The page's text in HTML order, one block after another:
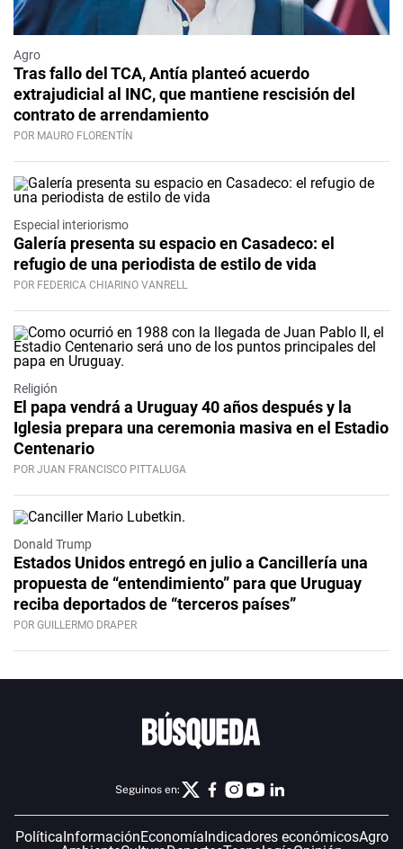
Agro
Tras fallo del TCA, Antía planteó acuerdo
extrajudicial al INC, que mantiene rescisión del
contrato de arrendamiento
POR MAURO FLORENTÍN
Especial interiorismo
Galería presenta su espacio en Casadeco: el
refugio de una periodista de estilo de vida
POR FEDERICA CHIARINO VANRELL
Religión
El papa vendrá a Uruguay 40 años después y la
Iglesia prepara una ceremonia masiva en el Estadio
Centenario
POR JUAN FRANCISCO PITTALUGA
Donald Trump
Estados Unidos entregó en julio a Cancillería una
propuesta de “entendimiento” para que Uruguay
reciba deportados de “terceros países”
POR GUILLERMO DRAPER
Seguinos en:
PolíticaInformaciónEconomíaIndicadores económicosAgro